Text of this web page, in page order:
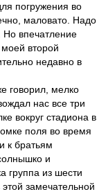
погружения во
маловато. Надо
Но впечатление
второй
недавно в
говорил, мелко
нас все три
вокруг стадиона в
поля во время
к братьям
и
группа из шести
замечательной